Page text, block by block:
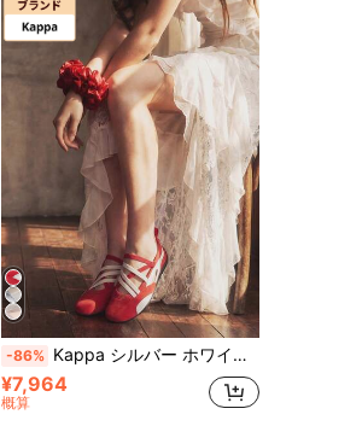
-86% Kappa シルバー ホワイト クロスストラップ メリージェーンシューズ Y2K バレエスタイル 薄底 レトロ カジュアル スポーツ レーシングシューズ
¥7,964
概算